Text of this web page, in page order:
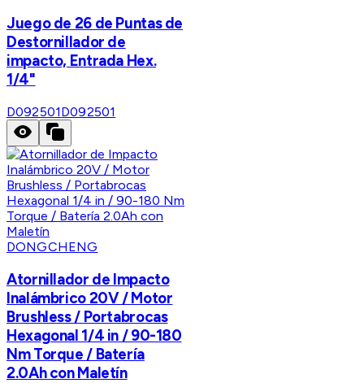
Juego de 26 de Puntas de
Destornillador de
impacto, Entrada Hex.
1/4"
D092501D092501
DONGCHENG
Atornillador de Impacto
Inalámbrico 20V / Motor
Brushless / Portabrocas
Hexagonal 1/4 in / 90-180
Nm Torque / Batería
2.0Ah con Maletín